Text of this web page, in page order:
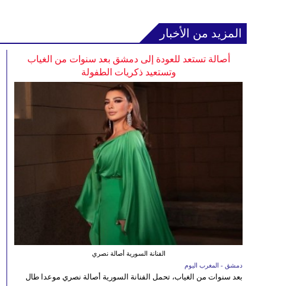
المزيد من الأخبار
أصالة تستعد للعودة إلى دمشق بعد سنوات من الغياب
وتستعيد ذكريات الطفولة
الفنانة السورية أصالة نصري
دمشق - المغرب اليوم
بعد سنوات من الغياب، تحمل الفنانة السورية أصالة نصري موعدا طال